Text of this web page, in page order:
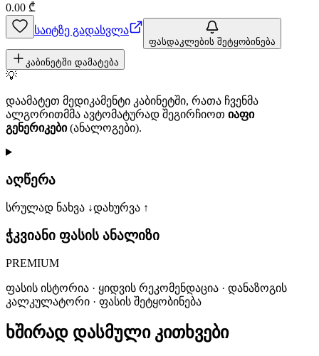
0.00 ₾
საიტზე გადასვლა
ფასდაკლების შეტყობინება
კაბინეტში დამატება
💡
დაამატეთ მედიკამენტი კაბინეტში, რათა ჩვენმა
ალგორითმმა ავტომატურად შეგირჩიოთ იაფი
გენერიკები(ანალოგები).
აღწერა
სრულად ნახვა ↓დახურვა ↑
ჭკვიანი ფასის ანალიზი
PREMIUM
ფასის ისტორია · ყიდვის რეკომენდაცია · დანაზოგის
კალკულატორი · ფასის შეტყობინება
ხშირად დასმული კითხვები